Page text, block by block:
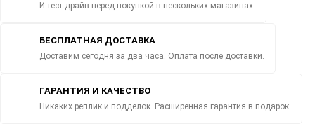
И тест-драйв перед покупкой в нескольких магазинах.
БЕСПЛАТНАЯ ДОСТАВКА
Доставим сегодня за два часа. Оплата после доставки.
ГАРАНТИЯ И КАЧЕСТВО
Никаких реплик и подделок. Расширенная гарантия в подарок.